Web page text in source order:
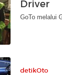
Driver
GoTo melalui
detikOto